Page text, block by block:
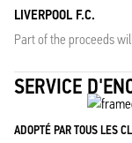
LIVERPOOL F.C.
Part of the proceeds
SERVICE
ADOPTÉ PAR TOUS LES